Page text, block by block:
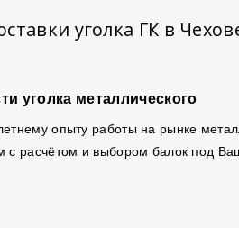
уголка ГК в
уголка металлического
опыту работы на рынке
с расчётом и выбором балок под